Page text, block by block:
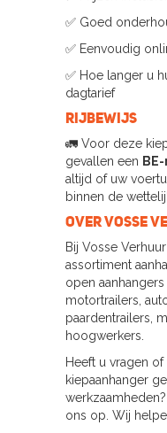
✅ Goed
✅ Eenvoudig
✅ Hoe langer u
dagtarief
Rijbewijs
🚛 Voor deze
gevallen een
altijd of uw
binnen de
Over Vosse
Bij Vosse
assortiment
open
motortrailers,
paardentrailers,
hoogwerkers.
Heeft u vragen
kiepaanhanger
ons op. Wij